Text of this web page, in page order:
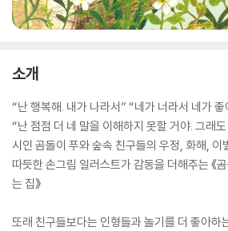
소개
“난 행복해. 내가 나라서” “네가 너라서 네가 좋
“난 점점 더 네 말을 이해하지 못할 거야. 그래
시인 곰돌이 푸와 숲속 친구들의 우정, 화해, 이
따듯한 손그림 일러스트가 감동을 더해주는 《
는 집》
또래 친구들보다는 인형들과 놀기를 더 좋아하